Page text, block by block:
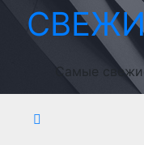
Перейти
Самые